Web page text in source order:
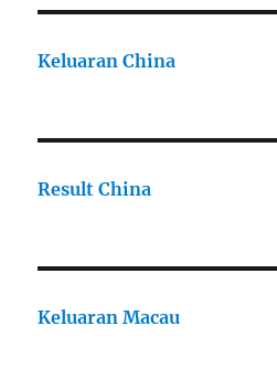
Keluaran China
Result China
Keluaran Macau